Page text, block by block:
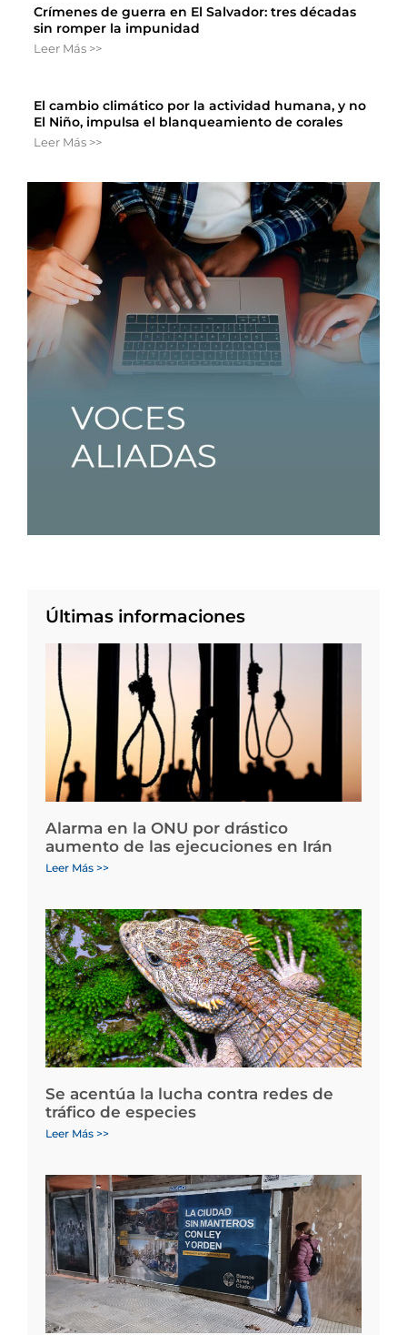
Crímenes de guerra en El Salvador: tres décadas
sin romper la impunidad
Leer Más >>
El cambio climático por la actividad humana, y no
El Niño, impulsa el blanqueamiento de corales
Leer Más >>
Últimas informaciones
Alarma en la ONU por drástico
aumento de las ejecuciones en Irán
Leer Más >>
Se acentúa la lucha contra redes de
tráfico de especies
Leer Más >>